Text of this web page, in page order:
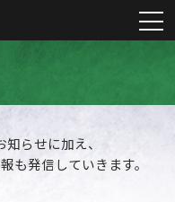
らせに加え、
も発信していきます。